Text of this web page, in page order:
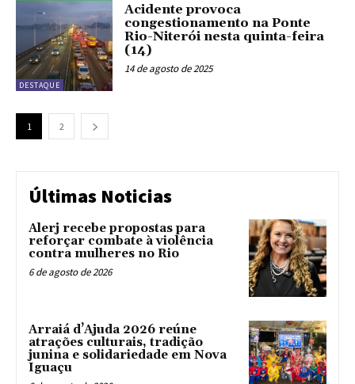
DESTAQUE
Acidente provoca
congestionamento na Ponte
Rio-Niterói nesta quinta-feira
(14)
14 de agosto de 2025
1 2
Últimas Noticias
Alerj recebe propostas para
reforçar combate à violência
contra mulheres no Rio
6 de agosto de 2026
Arraiá d’Ajuda 2026 reúne
atrações culturais, tradição
junina e solidariedade em Nova
Iguaçu